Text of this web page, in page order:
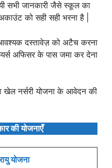
सभी जानकारी जैसे स्कूल का
को सही सही भरना है |
आवश्यक दस्तावेज़ को अटैच करना
अफिसर के पास जमा कर देना
खेल नर्सरी योजना के आवेदन की
की योजनाएँ
योजना